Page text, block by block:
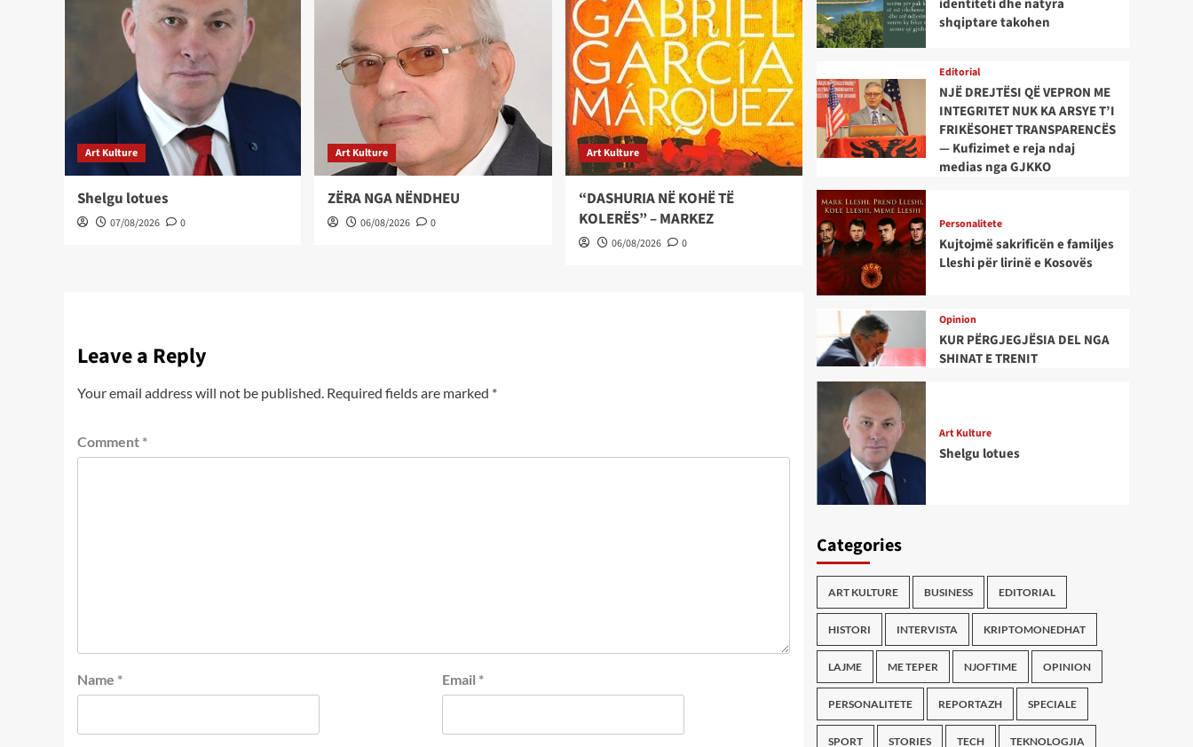
Art Kulture
Shelgu lotues
07/08/2026 0
Art Kulture
ZËRA NGA NËNDHEU
06/08/2026 0
Art Kulture
“DASHURIA NË KOHË TË
KOLERËS” – MARKEZ
06/08/2026 0
Leave a Reply
Your email address will not be published. Required fields are marked *
Comment *
Name * Email *
identiteti dhe natyra
shqiptare takohen
Editorial
NJË DREJTËSI QË VEPRON ME
INTEGRITET NUK KA ARSYE T’I
FRIKËSOHET TRANSPARENCËS
— Kufizimet e reja ndaj
medias nga GJKKO
Personalitete
Kujtojmë sakrificën e familjes
Lleshi për lirinë e Kosovës
Opinion
KUR PËRGJEGJËSIA DEL NGA
SHINAT E TRENIT
Art Kulture
Shelgu lotues
Categories
ART KULTURE BUSINESS EDITORIAL
HISTORI INTERVISTA KRIPTOMONEDHAT
LAJME ME TEPER NJOFTIME OPINION
PERSONALITETE REPORTAZH SPECIALE
SPORT STORIES TECH TEKNOLOGJIA